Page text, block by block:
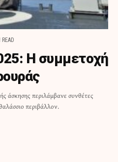
Η συμμετοχή
άσκησης περιλάμβανε συνθέτες
περιβάλλον.